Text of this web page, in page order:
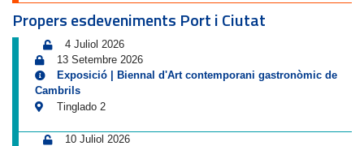
Propers esdeveniments Port i Ciutat
4 Juliol 2026
13 Setembre 2026
Exposició | Biennal d'Art contemporani gastronòmic de
Cambrils
Tinglado 2
10 Juliol 2026